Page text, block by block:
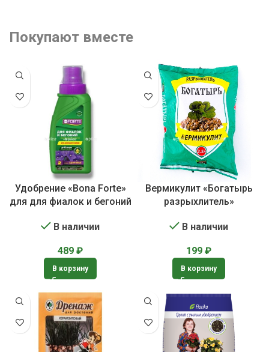
Покупают вместе
Удобрение «Bona Forte»
для для фиалок и бегоний
В наличии
489 ₽
В корзину
Вермикулит «Богатырь
разрыхлитель»
В наличии
199 ₽
В корзину